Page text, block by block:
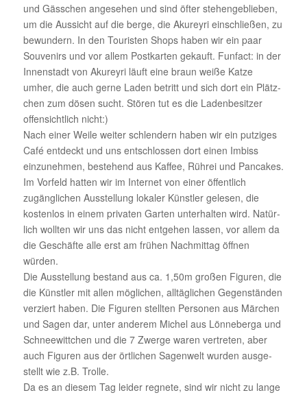
und Gäss­chen ange­sehen und sind öfter stehen­ge­blieben,
um die Aussicht auf die berge, die Akureyri einschließen, zu
bewun­dern. In den Touristen Shops haben wir ein paar
Souve­nirs und vor allem Post­karten gekauft. Funfact: in der
Innen­stadt von Akureyri läuft eine braun weiße Katze
umher, die auch gerne Laden betritt und sich dort ein Plätz­
chen zum dösen sucht. Stören tut es die Laden­be­sitzer
offen­sicht­lich nicht:)
Nach einer Weile weiter schlen­dern haben wir ein putziges
Café entdeckt und uns entschlossen dort einen Imbiss
einzu­nehmen, bestehend aus Kaffee, Rührei und Pancakes.
Im Vorfeld hatten wir im Internet von einer öffent­lich
zugäng­li­chen Ausstel­lung lokaler Künstler gelesen, die
kostenlos in einem privaten Garten unter­halten wird. Natür­
lich wollten wir uns das nicht entgehen lassen, vor allem da
die Geschäfte alle erst am frühen Nach­mittag öffnen
würden.
Die Ausstel­lung bestand aus ca. 1,50m großen Figuren, die
die Künstler mit allen mögli­chen, alltäg­li­chen Gegen­ständen
verziert haben. Die Figuren stellten Personen aus Märchen
und Sagen dar, unter anderem Michel aus Lönne­berga und
Schnee­witt­chen und die 7 Zwerge waren vertreten, aber
auch Figuren aus der örtli­chen Sagen­welt wurden ausge­
stellt wie z.B. Trolle.
Da es an diesem Tag leider regnete, sind wir nicht zu lange